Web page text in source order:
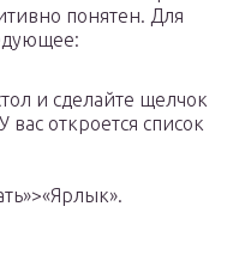
понятен. Для
и сделайте щелчок
откроется список